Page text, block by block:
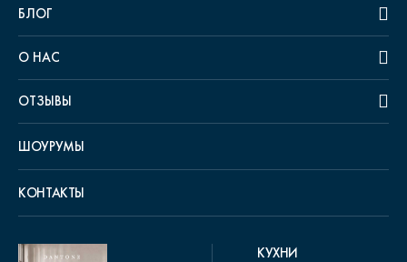
БЛОГ
О НАС
ОТЗЫВЫ
ШОУРУМЫ
КОНТАКТЫ
КУХНИ